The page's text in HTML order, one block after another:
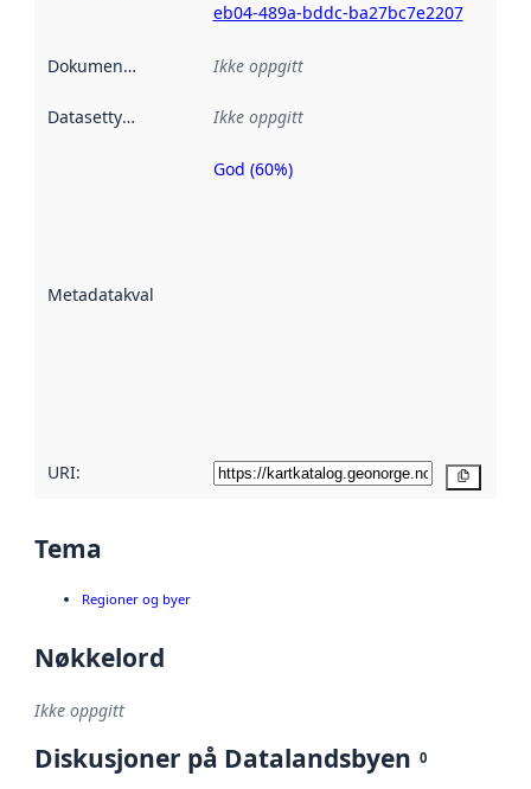
eb04-489a-bddc-ba27bc7e2207
Dokumentasjon Ikke oppgitt
Datasettype Ikke oppgitt
Metadatakvalitet
Metadatakvalitet
God (60%)
URI:
Tema
Regioner og byer
Nøkkelord
Ikke oppgitt
Diskusjoner på Datalandsbyen 0